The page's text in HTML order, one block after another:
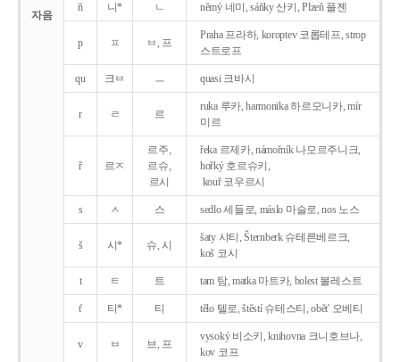
자음
ň 니* ㄴ němý 네미, sáňky 산키, Plzeň 플젠
p ㅍ ㅂ, 프
Praha 프라하, koroptev 코롭테프, strop
스트로프
qu 크ㅂ ㅡ quasi 크바시
r ㄹ 르
ruka 루카, harmonika 하르모니카, mír
미르
ř 르ㅈ
르주,
르슈,
르시
řeka 르제카, námořník 나모르주니크,
hořký 호르슈키,
kouř 코우르시
s ㅅ 스 sedlo 세들로, máslo 마슬로, nos 노스
š 시* 슈, 시
šaty 샤티, Šternberk 슈테른베르크,
koš 코시
t ㅌ 트 tam 탐, matka 마트카, bolest 볼레스트
t' 티* 티 tělo 텔로, štěstí 슈테스티, obět' 오베티
v ㅂ 브, 프
vysoký 비소키, knihovna 크니호브나,
kov 코프